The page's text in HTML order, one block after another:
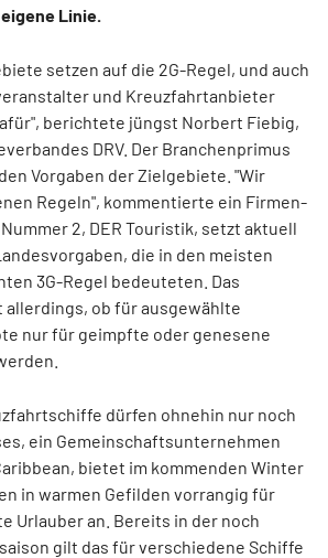
Linie.
setzen auf die 2G-Regel, und auch
und Kreuzfahrtanbieter
berichtete jüngst Norbert Fiebig,
DRV. Der Branchenprimus
Vorgaben der Zielgebiete. "Wir
Regeln", kommentierte ein Firmen-
2, DER Touristik, setzt aktuell
die in den meisten
3G-Regel bedeuteten. Das
ob für ausgewählte
nur für geimpfte oder genesene
dürfen ohnehin nur noch
ein Gemeinschaftsunternehmen
bietet im kommenden Winter
in warmen Gefilden vorrangig für
Urlauber an. Bereits in der noch
gilt das für verschiedene Schiffe